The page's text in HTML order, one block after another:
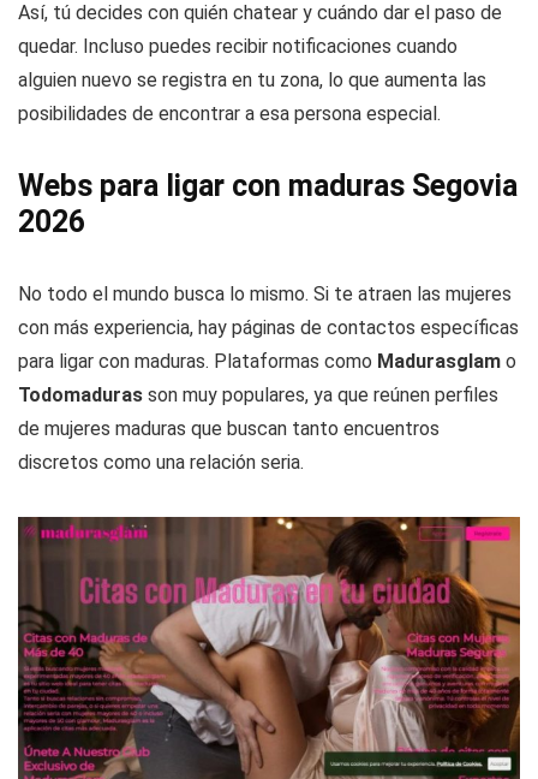
Así, tú decides con quién chatear y cuándo dar el paso de
quedar. Incluso puedes recibir notificaciones cuando
alguien nuevo se registra en tu zona, lo que aumenta las
posibilidades de encontrar a esa persona especial.
Webs para ligar con maduras Segovia
2026
No todo el mundo busca lo mismo. Si te atraen las mujeres
con más experiencia, hay páginas de contactos específicas
para ligar con maduras. Plataformas como Madurasglam o
Todomaduras son muy populares, ya que reúnen perfiles
de mujeres maduras que buscan tanto encuentros
discretos como una relación seria.